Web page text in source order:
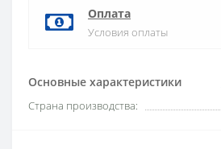
Основные характеристики
Страна производства:
Оплата
Условия оплаты